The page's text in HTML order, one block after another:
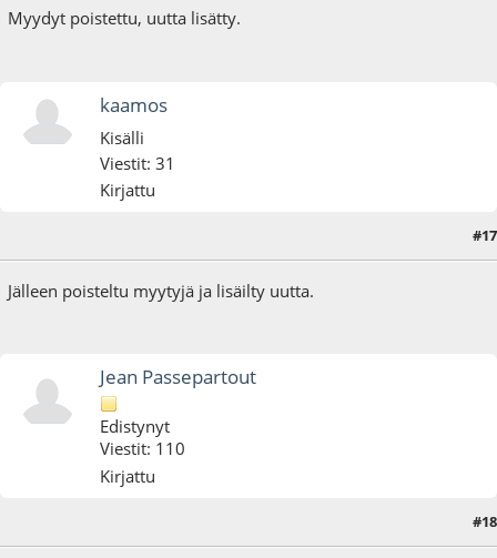
Myydyt poistettu, uutta lisätty.
kaamos
Kisälli
Viestit: 31
Kirjattu
#17
Jälleen poisteltu myytyjä ja lisäilty uutta.
Jean Passepartout
Edistynyt
Viestit: 110
Kirjattu
#18